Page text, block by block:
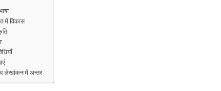
में विकास
लेखांकन में अन्तर